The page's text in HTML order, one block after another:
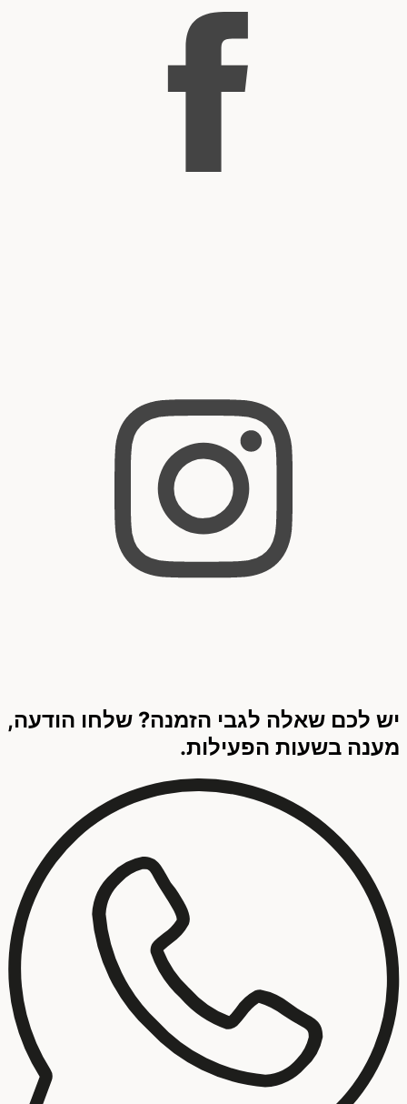
יש לכם שאלה לגבי הזמנה? שלחו הודעה,
מענה בשעות הפעילות.